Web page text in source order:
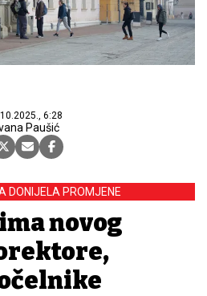
6:28
Paušić
DONIJELA PROMJENE
novog